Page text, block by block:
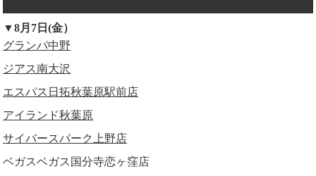
▼8月7日(金）
グランパ中野
ジアス南大沢
エスパス日拓秋葉原駅前店
アイランド秋葉原
サイバースパーク上野店
ベガスベガス国分寺恋ヶ窪店